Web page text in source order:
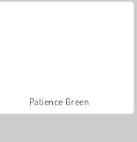
Patience Green